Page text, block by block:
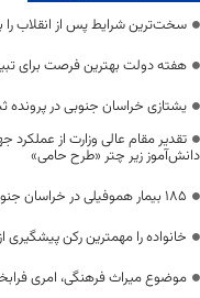
سخت‌ترین شرایط پس از انقلاب
هفته دولت بهترین فرصت برای
یشتازی خراسان جنوبی در پرونده
دانش‌آموز زیر چتر «طرح حامی»
۱۸۵ بیمار هموفیلی در خراسان جنوبی تحت پوشش خدمات بیمه سلامت قرار دارند
خانواده را مهمترین رکن
موضوع میراث فرهنگی، امری